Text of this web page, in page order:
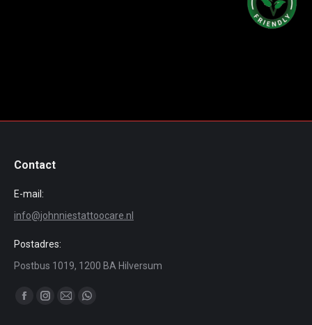
Contact
E-mail:
info@johnniestattoocare.nl
Postadres:
Postbus 1019, 1200 BA Hilversum
Vind ons op:
FacebookInstagram
Mail Whatsapp